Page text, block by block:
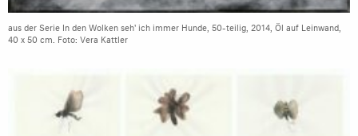
aus der Serie In den Wolken seh' ich immer Hunde, 50-teilig, 2014, Öl auf Leinwand,
40 x 50 cm. Foto: Vera Kattler